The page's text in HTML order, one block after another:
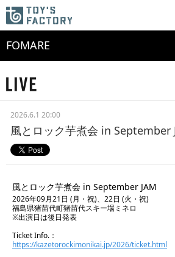
FOMARE
2026.6.1 20:00
風とロック芋煮会 in September
風とロック芋煮会 in September JAM
2026年09月21日 (月・祝)、22日 (火・祝)
福島県猪苗代町猪苗代スキー場ミネロ
※出演日は後日発表
Ticket Info.：
https://kazetorockimonikai.jp/2026/ticket.html